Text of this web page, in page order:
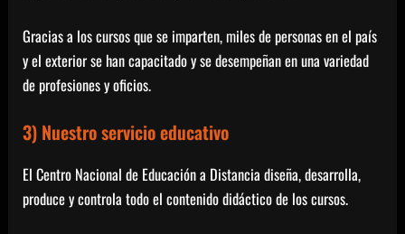
Gracias a los cursos que se imparten, miles de personas en el país
y el exterior se han capacitado y se desempeñan en una variedad
de profesiones y oficios.
3) Nuestro servicio educativo
El Centro Nacional de Educación a Distancia diseña, desarrolla,
produce y controla todo el contenido didáctico de los cursos.